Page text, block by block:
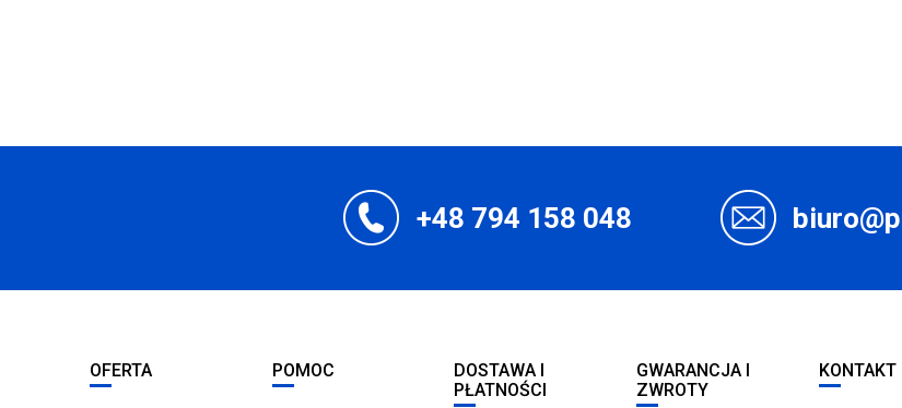
+48 794 158 048
OFERTA POMOC
DOSTAWA I
PŁATNOŚCI
GWARANCJA I
ZWROTY
KONTAKT